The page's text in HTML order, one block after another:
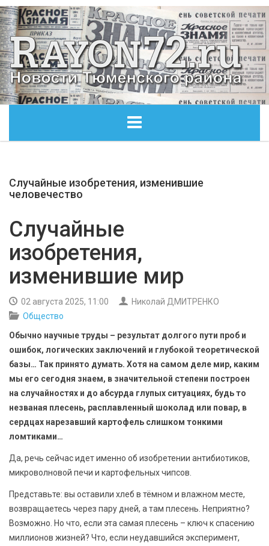
ОБЩЕСТВО
КУЛЬТУРА
БЕЗОПАСНОСТЬ
СПОРТ
АРХИВ PDF
Случайные изобретения, изменившие
человечество
Случайные
изобретения,
изменившие мир
02 августа 2025, 11:00
Николай ДМИТРЕНКО
Общество
Обычно научные труды – результат долгого пути проб и
ошибок, логических заключений и глубокой теоретической
базы… Так принято думать. Хотя на самом деле мир, каким
мы его сегодня знаем, в значительной степени построен
на случайностях и до абсурда глупых ситуациях, будь то
незваная плесень, расплавленный шоколад или повар, в
сердцах нарезавший картофель слишком тонкими
ломтиками…
Да, речь сейчас идет именно об изобретении антибиотиков,
микроволновой печи и картофельных чипсов.
Представьте: вы оставили хлеб в тёмном и влажном месте,
возвращаетесь через пару дней, а там плесень. Неприятно?
Возможно. Но что, если эта самая плесень – ключ к спасению
миллионов жизней? Что, если неудавшийся эксперимент,